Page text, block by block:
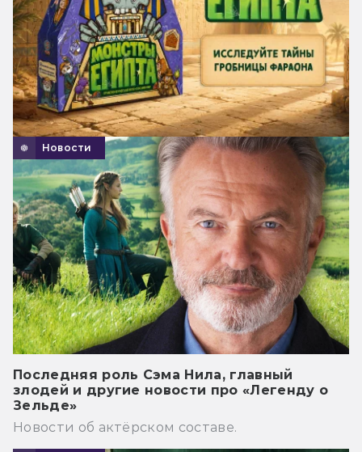
Новости
Последняя роль Сэма Нила, главный
злодей и другие новости про «Легенду о
Зельде»
Новости об актёрском составе.